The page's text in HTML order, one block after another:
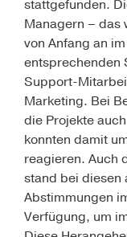
stattgefunden.
Managern – das
von Anfang an
entsprechenden
Support-
Marketing. Bei
die Projekte
konnten damit
reagieren. Auch
stand bei diesen
Abstimmungen
Verfügung, um